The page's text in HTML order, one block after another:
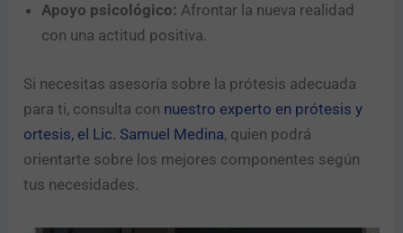
Apoyo psicológico: Afrontar la nueva realidad
con una actitud positiva.
Si necesitas asesoría sobre la prótesis adecuada
para ti, consulta con nuestro experto en prótesis y
ortesis, el Lic. Samuel Medina, quien podrá
orientarte sobre los mejores componentes según
tus necesidades.